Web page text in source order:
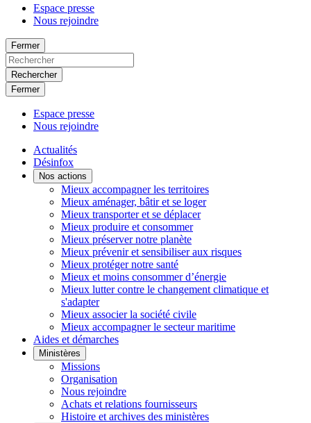
Espace presse
Nous rejoindre
Fermer
Rechercher
Fermer
Espace presse
Nous rejoindre
Actualités
Désinfox
Nos actions
Mieux accompagner les territoires
Mieux aménager, bâtir et se loger
Mieux transporter et se déplacer
Mieux produire et consommer
Mieux préserver notre planète
Mieux prévenir et sensibiliser aux risques
Mieux protéger notre santé
Mieux et moins consommer d’énergie
Mieux lutter contre le changement climatique et
s'adapter
Mieux associer la société civile
Mieux accompagner le secteur maritime
Aides et démarches
Ministères
Missions
Organisation
Nous rejoindre
Achats et relations fournisseurs
Histoire et archives des ministères